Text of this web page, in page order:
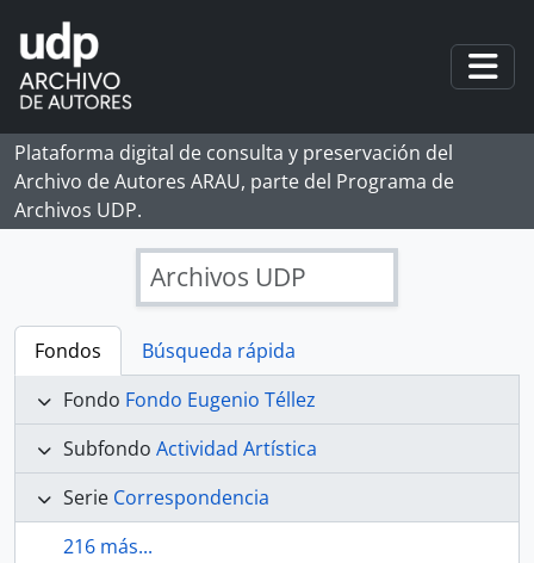
Skip to main content
Plataforma digital de consulta y preservación del
Archivo de Autores ARAU, parte del Programa de
Archivos UDP.
Archivos UDP
Fondos
Búsqueda rápida
Fondo Fondo Eugenio Téllez
Subfondo Actividad Artística
Serie Correspondencia
216 más...